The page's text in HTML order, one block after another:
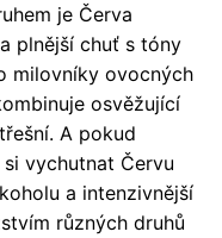
je Červa
plnější chuť s tóny
milovníky ovocných
osvěžující
A pokud
vychutnat Červu
a intenzivnější
různých druhů